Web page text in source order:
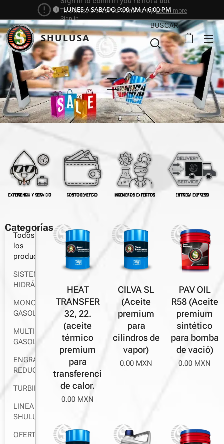
LUNES A SABADO 9:00 AM A 6:00 PM
SHULUSA
BUSCAR
Categorías
Todos
los
productos
SISTEMAS
HIDRÁULICOS
MONOGRADO
GASOLINA
MULTIGRADO
GASOLINA
ENGRANES
REDUCTORES
TURBINAS
LINEA
SHULUSA
OFERTAS
HEAT
TRANSFER
32, 22.
(aceite
térmico
premium
para
transferencia
de calor.
0.00 MXN
CILVA SL
(Aceite
premium
para
cilindros de
vapor)
0.00 MXN
PAV OIL
R58 (Aceite
premium
sintético
para bomba
de vació)
0.00 MXN